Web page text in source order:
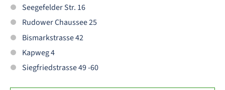
Seegefelder Str. 16
Rudower Chaussee 25
Bismarkstrasse 42
Kapweg 4
Siegfriedstrasse 49 -60